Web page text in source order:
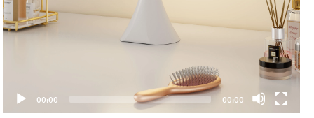
00:00 00:00